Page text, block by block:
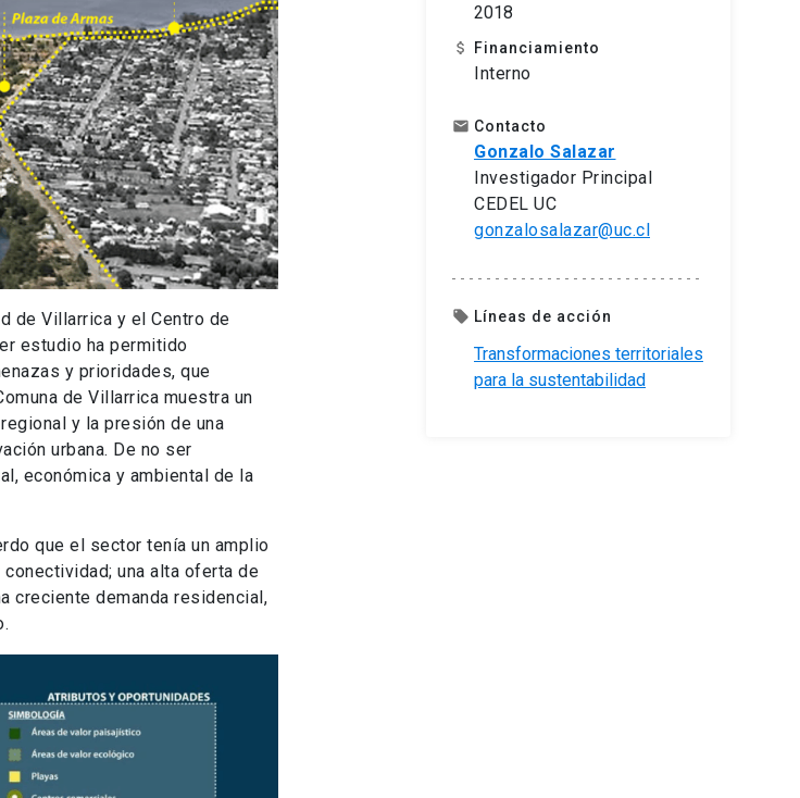
de Villarrica y el Centro de
estudio ha permitido
y prioridades, que
de Villarrica muestra un
y la presión de una
urbana. De no ser
económica y ambiental de la
que el sector tenía un amplio
una alta oferta de
creciente demanda residencial,
2018
attach_money Financiamiento
Interno
email Contacto
Gonzalo Salazar
Investigador Principal
CEDEL UC
gonzalosalazar@uc.cl
local_offer Líneas de acción
Transformaciones territoriales
para la sustentabilidad